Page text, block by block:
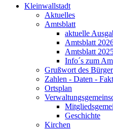
Kleinwallstadt
Aktuelles
Amtsblatt
aktuelle
Amtsblatt
Amtsblatt
Info´s zum
Grußwort des
Zahlen - Daten -
Ortsplan
Geschichte
Kirchen